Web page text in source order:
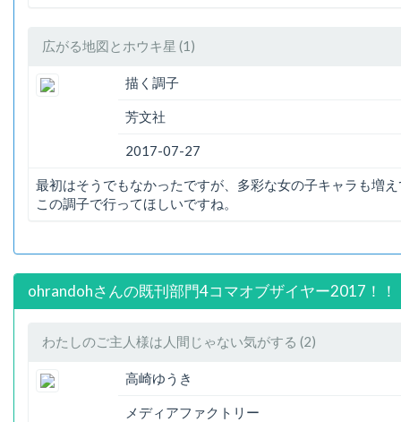
広がる地図とホウキ星 (1)
描く調子
芳文社
2017-07-27
最初はそうでもなかったですが、多彩な女の子キャラも増
この調子で行ってほしいですね。
ohrandohさんの既刊部門4コマオブザイヤー2017！！
わたしのご主人様は人間じゃない気がする (2)
高崎ゆうき
メディアファクトリー